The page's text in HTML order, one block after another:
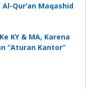
Qur’an Maqashid
KY & MA, Karena
“Aturan Kantor”